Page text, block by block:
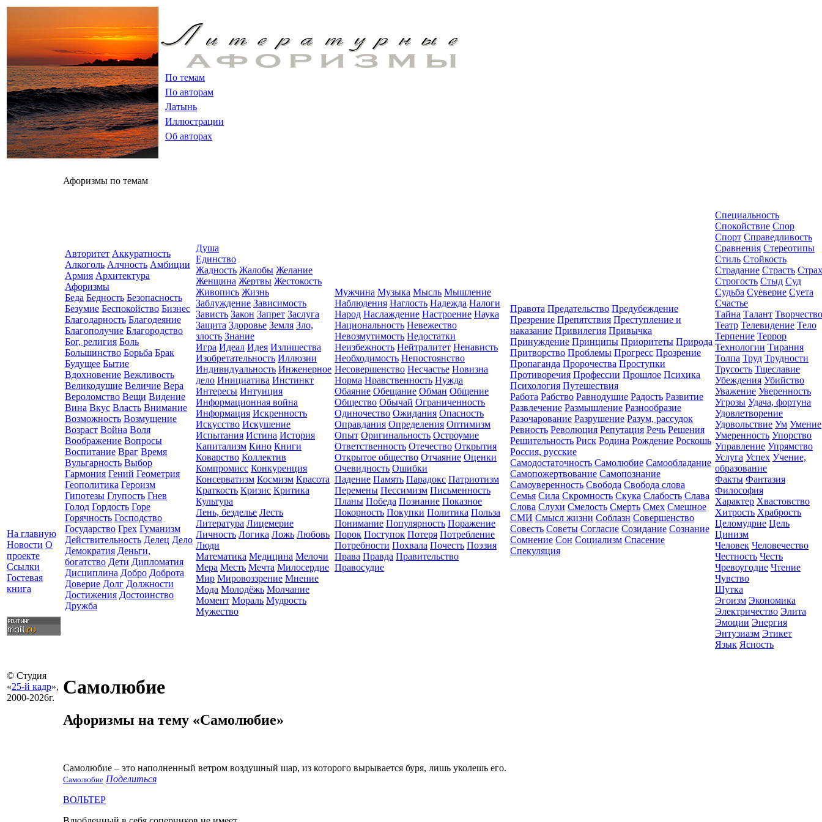
По темам
По авторам
Латынь
Иллюстрации
Об авторах
На главную
Новости О
проекте
Ссылки
Гостевая
книга
© Студия
«25-й кадр»,
2000-2026г.
Афоризмы по темам
Авторитет Аккуратность
Алкоголь Алчность Амбиции
Армия Архитектура
Афоризмы
Беда Бедность Безопасность
Безумие Беспокойство Бизнес
Благодарность Благодеяние
Благополучие Благородство
Бог, религия Боль
Большинство Борьба Брак
Будущее Бытие
Вдохновение Вежливость
Великодушие Величие Вера
Вероломство Вещи Видение
Вина Вкус Власть Внимание
Возможность Возмущение
Возраст Война Воля
Воображение Вопросы
Воспитание Враг Время
Вульгарность Выбор
Гармония Гений Геометрия
Геополитика Героизм
Гипотезы Глупость Гнев
Голод Гордость Горе
Горячность Господство
Государство Грех Гуманизм
Действительность Делец Дело
Демократия Деньги,
богатство Дети Дипломатия
Дисциплина Добро Доброта
Доверие Долг Должности
Достижения Достоинство
Дружба
Душа
Единство
Жадность Жалобы Желание
Женщина Жертвы Жестокость
Живопись Жизнь
Заблуждение Зависимость
Зависть Закон Запрет Заслуга
Защита Здоровье Земля Зло,
злость Знание
Игра Идеал Идея Излишества
Изобретательность Иллюзии
Индивидуальность Инженерное
дело Инициатива Инстинкт
Интересы Интуиция
Информационная война
Информация Искренность
Искусство Искушение
Испытания Истина История
Капитализм Кино Книги
Коварство Коллектив
Компромисc Конкуренция
Консерватизм Космизм Красота
Краткость Кризис Критика
Культура
Лень, безделье Лесть
Литература Лицемерие
Личность Логика Ложь Любовь
Люди
Математика Медицина Мелочи
Мера Месть Мечта Милосердие
Мир Мировоззрение Мнение
Мода Молодёжь Молчание
Момент Мораль Мудрость
Мужество
Мужчина Музыка Мысль Мышление
Наблюдения Наглость Надежда Налоги
Народ Наслаждение Настроение Наука
Национальность Невежество
Невозмутимость Недостатки
Неизбежность Нейтралитет Ненависть
Необходимость Непостоянство
Несовершенство Несчастье Новизна
Норма Нравственность Нужда
Обаяние Обещание Обман Общение
Общество Обычай Ограниченность
Одиночество Ожидания Опасность
Оправдания Определения Оптимизм
Опыт Оригинальность Остроумие
Ответственность Отечество Открытия
Открытое общество Отчаяние Оценки
Очевидность Ошибки
Падение Память Парадокс Патриотизм
Перемены Пессимизм Письменность
Планы Победа Познание Показное
Покорность Покупки Политика Польза
Понимание Популярность Поражение
Порок Поступок Потеря Потребление
Потребности Похвала Почесть Поэзия
Права Правда Правительство
Правосудие
Правота Предательство Предубеждение
Презрение Препятствия Преступление и
наказание Привилегия Привычка
Принуждение Принципы Приоритеты Природа
Притворство Проблемы Прогресс Прозрение
Пропаганда Пророчества Проступки
Противоречия Профессии Прошлое Психика
Психология Путешествия
Работа Рабство Равнодушие Радость Развитие
Развлечение Размышление Разнообразие
Разочарование Разрушение Разум, рассудок
Ревность Революция Репутация Речь Решения
Решительность Риск Родина Рождение Роскошь
Россия, русские
Самодостаточность Самолюбие Самообладание
Самопожертвование Самопознание
Самоуверенность Свобода Свобода слова
Семья Сила Скромность Скука Слабость Слава
Слова Слухи Смелость Смерть Смех Смешное
СМИ Смысл жизни Соблазн Совершенство
Совесть Советы Согласие Созидание Сознание
Сомнение Сон Социализм Спасение
Спекуляция
Специальность
Спокойствие Спор
Спорт Справедливость
Сравнения Стереотипы
Стиль Стойкость
Страдание Страсть Страх
Строгость Стыд Суд
Судьба Суеверие Суета
Счастье
Тайна Талант Творчество
Театр Телевидение Тело
Терпение Террор
Технологии Тирания
Толпа Труд Трудности
Трусость Тщеславие
Убеждения Убийство
Уважение Уверенность
Угрозы Удача, фортуна
Удовлетворение
Удовольствие Ум Умение
Умеренность Упорство
Управление Упрямство
Услуга Успех Учение,
образование
Факты Фантазия
Философия
Характер Хвастовство
Хитрость Храбрость
Целомудрие Цель
Цинизм
Человек Человечество
Честность Честь
Чревоугодие Чтение
Чувство
Шутка
Эгоизм Экономика
Электричество Элита
Эмоции Энергия
Энтузиазм Этикет
Язык Ясность
Самолюбие
Афоризмы на тему «Самолюбие»
Самолюбие – это наполненный ветром воздушный шар, из которого вырывается буря, лишь уколешь его.
Самолюбие Поделиться
ВОЛЬТЕР